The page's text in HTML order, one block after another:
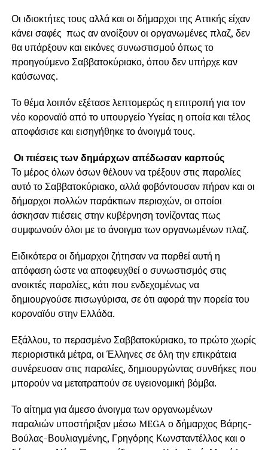
Οι ιδιοκτήτες τους αλλά και οι δήμαρχοι της Αττικής είχαν
κάνει σαφές πως αν ανοίξουν οι οργανωμένες πλαζ, δεν
θα υπάρξουν και εικόνες συνωστισμού όπως το
προηγούμενο Σαββατοκύριακο, όπου δεν υπήρχε καν
καύσωνας.
Το θέμα λοιπόν εξέτασε λεπτομερώς η επιτροπή για τον
νέο κοροναϊό από το υπουργείο Υγείας η οποία και τέλος
αποφάσισε και εισηγήθηκε το άνοιγμά τους.
Οι πιέσεις των δημάρχων απέδωσαν καρπούς
Το μέρος όλων όσων θέλουν να τρέξουν στις παραλίες
αυτό το Σαββατοκύριακο, αλλά φοβόντουσαν πήραν και οι
δήμαρχοι πολλών παράκτιων περιοχών, οι οποίοι
άσκησαν πιέσεις στην κυβέρνηση τονίζοντας πως
συμφωνούν όλοι με το άνοιγμα των οργανωμένων πλαζ.
Ειδικότερα οι δήμαρχοι ζήτησαν να παρθεί αυτή η
απόφαση ώστε να αποφευχθεί ο συνωστισμός στις
ανοικτές παραλίες, κάτι που ενδεχομένως να
δημιουργούσε πισωγύρισα, σε ότι αφορά την πορεία του
κοροναϊόυ στην Ελλάδα.
Εξάλλου, το περασμένο Σαββατοκύριακο, το πρώτο χωρίς
περιοριστικά μέτρα, οι Έλληνες σε όλη την επικράτεια
συνέρευσαν στις παραλίες, δημιουργώντας συνθήκες που
μπορούν να μετατραπούν σε υγειονομική βόμβα.
Το αίτημα για άμεσο άνοιγμα των οργανωμένων
παραλιών υποστήριξαν μέσω MEGA ο δήμαρχος Βάρης-
Βούλας-Βουλιαγμένης, Γρηγόρης Κωνσταντέλλος και ο